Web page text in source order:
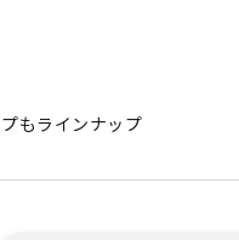
もラインナップ